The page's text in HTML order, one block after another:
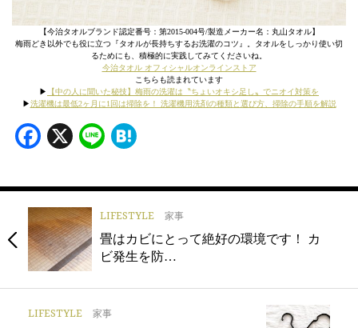
【今治タオルブランド認定番号：第2015-004号/製造メーカー名：丸山タオル】
梅雨どき以外でも役に立つ『タオルが長持ちするお洗濯のコツ』。タオルをしっかり使い切
るためにも、積極的に実践してみてくださいね。
今治タオル オフィシャルオンラインストア
こちらも読まれています
▶
【中の人に聞いた秘技】梅雨の洗濯は〝ちょいオキシ足し〟でニオイ対策を
▶洗濯機は最低2ヶ月に1回は掃除を！ 洗濯機用洗剤の種類と選び方、掃除の手順を解説
Facebook
X Line
LIFESTYLE 家事
畳はカビにとって絶好の環境です！ カ
ビ発生を防…
LIFESTYLE 家事